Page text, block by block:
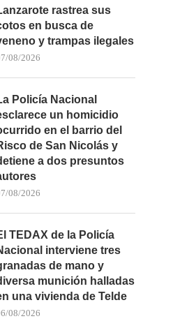
rastrea sus
en busca de
y trampas ilegales
08/2026
Policía Nacional
un homicidio
en el barrio del
de San Nicolás y
a dos presuntos
08/2026
TEDAX de la Policía
interviene tres
de mano y
munición halladas
una vivienda de Telde
08/2026